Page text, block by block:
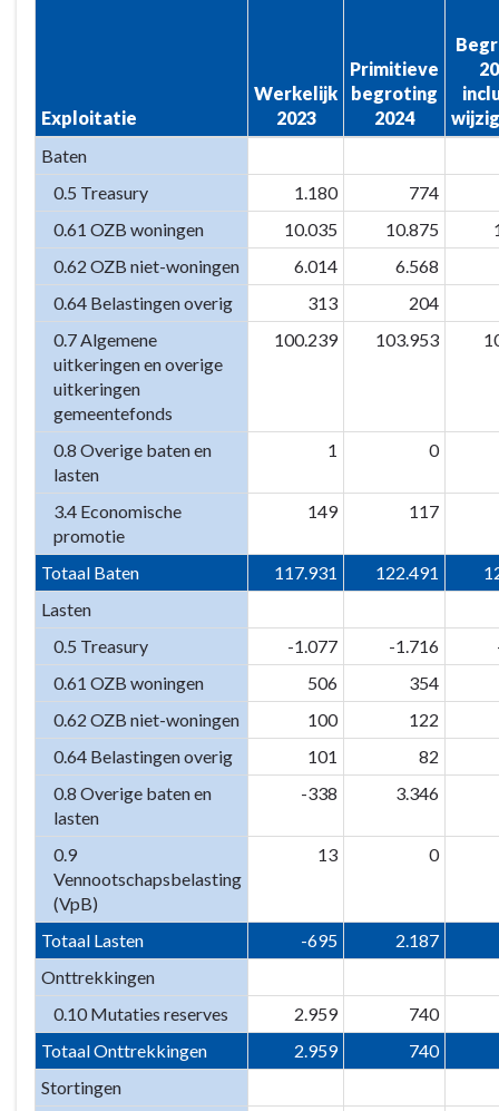
inkomsten
Specificatie
taakvelden
Exploitatie
Werkelijk
2023
Primitieve
begroting
2024
Baten
0.5 Treasury
1.180
774
0.61 OZB woningen
10.035 10.875
0.62 OZB niet-woningen
6.014
6.568
0.64 Belastingen overig
313
204
0.7 Algemene
uitkeringen en overige
uitkeringen
gemeentefonds
100.239 103.953
0.8 Overige baten en
lasten
1 0
3.4 Economische
promotie
149 117
Totaal Baten 117.931 122.491
Lasten
0.5 Treasury
-1.077 -1.716
0.61 OZB woningen
506
354
0.62 OZB niet-woningen
100
122
0.64 Belastingen overig
101
82
0.8 Overige baten en
lasten
-338 3.346
0.9
Vennootschapsbelasting
(VpB)
13 0
Totaal Lasten -695
2.187
Onttrekkingen
0.10 Mutaties reserves
2.959
740
Totaal Onttrekkingen
2.959
740
Stortingen